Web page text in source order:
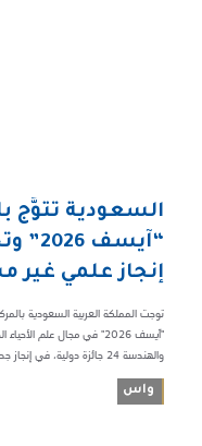
السعودية تتوَّج
إنجاز علمي غير
توجت المملكة العربية السعودية
"آيسف 2026" في مجال علم
والهندسة 24 جائزة دولية، في إنجاز جديد ...
واس